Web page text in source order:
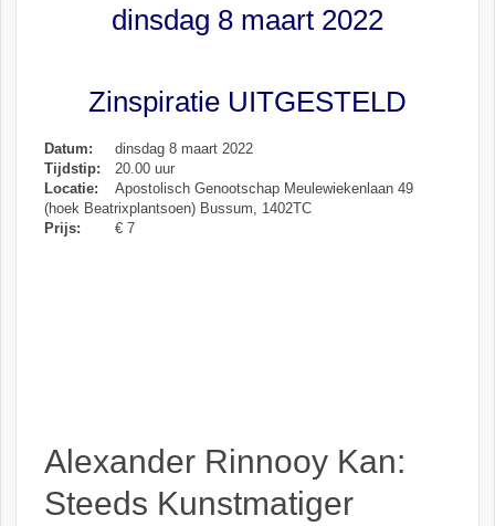
dinsdag 8 maart 2022
Zinspiratie UITGESTELD
Datum:
dinsdag 8 maart 2022
Tijdstip:
20.00 uur
Locatie:
Apostolisch Genootschap Meulewiekenlaan 49
(hoek Beatrixplantsoen) Bussum, 1402TC
Prijs:
€ 7
Alexander Rinnooy Kan:
Steeds Kunstmatiger